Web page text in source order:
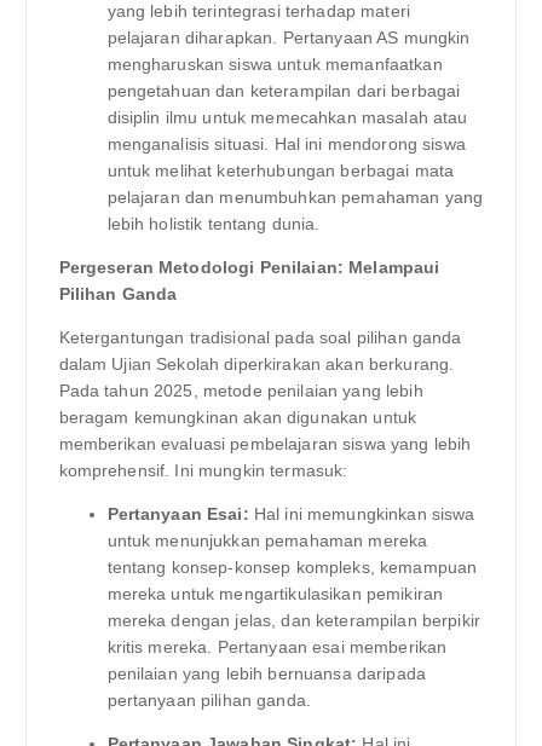
yang lebih terintegrasi terhadap materi
pelajaran diharapkan. Pertanyaan AS mungkin
mengharuskan siswa untuk memanfaatkan
pengetahuan dan keterampilan dari berbagai
disiplin ilmu untuk memecahkan masalah atau
menganalisis situasi. Hal ini mendorong siswa
untuk melihat keterhubungan berbagai mata
pelajaran dan menumbuhkan pemahaman yang
lebih holistik tentang dunia.
Pergeseran Metodologi Penilaian: Melampaui
Pilihan Ganda
Ketergantungan tradisional pada soal pilihan ganda
dalam Ujian Sekolah diperkirakan akan berkurang.
Pada tahun 2025, metode penilaian yang lebih
beragam kemungkinan akan digunakan untuk
memberikan evaluasi pembelajaran siswa yang lebih
komprehensif. Ini mungkin termasuk:
Pertanyaan Esai: Hal ini memungkinkan siswa
untuk menunjukkan pemahaman mereka
tentang konsep-konsep kompleks, kemampuan
mereka untuk mengartikulasikan pemikiran
mereka dengan jelas, dan keterampilan berpikir
kritis mereka. Pertanyaan esai memberikan
penilaian yang lebih bernuansa daripada
pertanyaan pilihan ganda.